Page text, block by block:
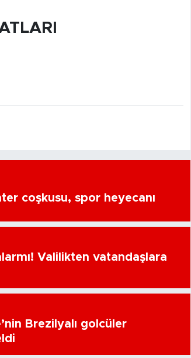
coşkusu, spor heyecanı
Valilikten vatandaşlara
Brezilyalı golcüler